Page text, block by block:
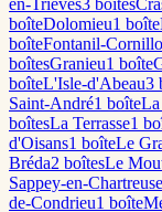
en-Trièves3 boîtes
boîteDolomieu1 boîte
boîteFontanil-
boîtesGranieu1 boîte
boîteL'Isle-d'Abeau3
Saint-André1 boîteLa
boîtesLa Terrasse1
d'Oisans1 boîteLe
Bréda2 boîtesLe
Sappey-en-Chartreuse
de-Condrieu1 boîte